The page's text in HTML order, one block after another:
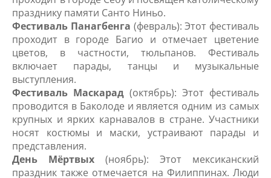
празднику памяти Санто Ниньо.
Фестиваль Панагбенга (февраль): Этот фестиваль
проходит в городе Багио и отмечает цветение
цветов, в частности, тюльпанов. Фестиваль
включает парады, танцы и музыкальные
выступления.
Фестиваль Маскарад (октябрь): Этот фестиваль
проводится в Баколоде и является одним из самых
крупных и ярких карнавалов в стране. Участники
носят костюмы и маски, устраивают парады и
представления.
День Мёртвых (ноябрь): Этот мексиканский
праздник также отмечается на Филиппинах. Люди